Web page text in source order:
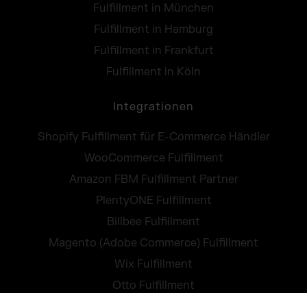
Fulfillment in München
Fulfillment in Hamburg
Fulfillment in Frankfurt
Fulfillment in Köln
Integrationen
Shopify Fulfillment für E-Commerce Händler
WooCommerce Fulfillment
Amazon FBM Fulfillment Partner
PlentyONE Fulfillment
Billbee Fulfillment
Magento (Adobe Commerce) Fulfillment
Wix Fulfillment
Otto Fulfillment